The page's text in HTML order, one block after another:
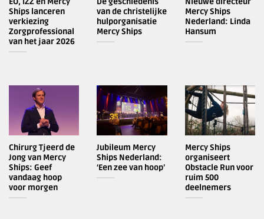
Ships lanceren
verkiezing
Zorgprofessional
van het jaar 2026
van de christelijke
hulporganisatie
Mercy Ships
Mercy Ships
Nederland: Linda
Hansum
Chirurg Tjeerd de
Jong van Mercy
Ships: Geef
vandaag hoop
voor morgen
Jubileum Mercy
Ships Nederland:
‘Een zee van hoop’
Mercy Ships
organiseert
Obstacle Run voor
ruim 500
deelnemers